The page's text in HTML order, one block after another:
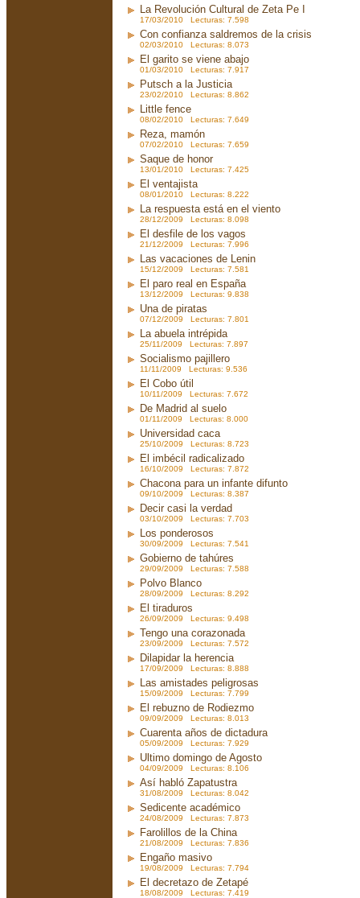
La Revolución Cultural de Zeta Pe I
17/03/2010 Lecturas: 7.598
Con confianza saldremos de la crisis
02/03/2010 Lecturas: 8.073
El garito se viene abajo
01/03/2010 Lecturas: 7.917
Putsch a la Justicia
23/02/2010 Lecturas: 8.862
Little fence
08/02/2010 Lecturas: 7.649
Reza, mamón
07/02/2010 Lecturas: 7.659
Saque de honor
13/01/2010 Lecturas: 7.425
El ventajista
08/01/2010 Lecturas: 8.222
La respuesta está en el viento
28/12/2009 Lecturas: 8.098
El desfile de los vagos
21/12/2009 Lecturas: 7.996
Las vacaciones de Lenin
15/12/2009 Lecturas: 7.581
El paro real en España
13/12/2009 Lecturas: 9.838
Una de piratas
07/12/2009 Lecturas: 7.801
La abuela intrépida
25/11/2009 Lecturas: 7.897
Socialismo pajillero
11/11/2009 Lecturas: 9.536
El Cobo útil
10/11/2009 Lecturas: 7.672
De Madrid al suelo
01/11/2009 Lecturas: 8.000
Universidad caca
25/10/2009 Lecturas: 8.723
El imbécil radicalizado
16/10/2009 Lecturas: 7.872
Chacona para un infante difunto
09/10/2009 Lecturas: 8.387
Decir casi la verdad
03/10/2009 Lecturas: 7.703
Los ponderosos
30/09/2009 Lecturas: 7.541
Gobierno de tahúres
29/09/2009 Lecturas: 7.588
Polvo Blanco
28/09/2009 Lecturas: 8.292
El tiraduros
26/09/2009 Lecturas: 9.498
Tengo una corazonada
23/09/2009 Lecturas: 7.572
Dilapidar la herencia
17/09/2009 Lecturas: 8.888
Las amistades peligrosas
15/09/2009 Lecturas: 7.799
El rebuzno de Rodiezmo
09/09/2009 Lecturas: 8.013
Cuarenta años de dictadura
05/09/2009 Lecturas: 7.929
Ultimo domingo de Agosto
04/09/2009 Lecturas: 8.106
Así habló Zapatustra
31/08/2009 Lecturas: 8.042
Sedicente académico
24/08/2009 Lecturas: 7.873
Farolillos de la China
21/08/2009 Lecturas: 7.836
Engaño masivo
19/08/2009 Lecturas: 7.794
El decretazo de Zetapé
18/08/2009 Lecturas: 7.419